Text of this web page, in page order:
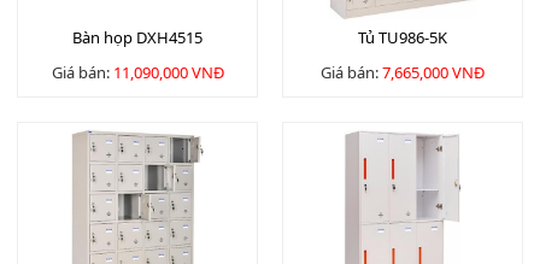
Bàn họp DXH4515
Giá bán: 11,090,000 VNĐ
Tủ TU986-5K
Giá bán:7,665,000 VNĐ